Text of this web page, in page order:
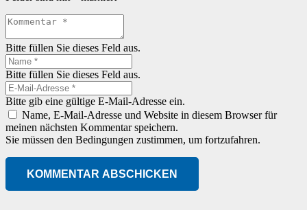
Bitte füllen Sie dieses Feld aus.
Bitte füllen Sie dieses Feld aus.
Bitte gib eine gültige E-Mail-Adresse ein.
Name, E-Mail-Adresse und Website in diesem Browser für
meinen nächsten Kommentar speichern.
Sie müssen den Bedingungen zustimmen, um fortzufahren.
KOMMENTAR ABSCHICKEN